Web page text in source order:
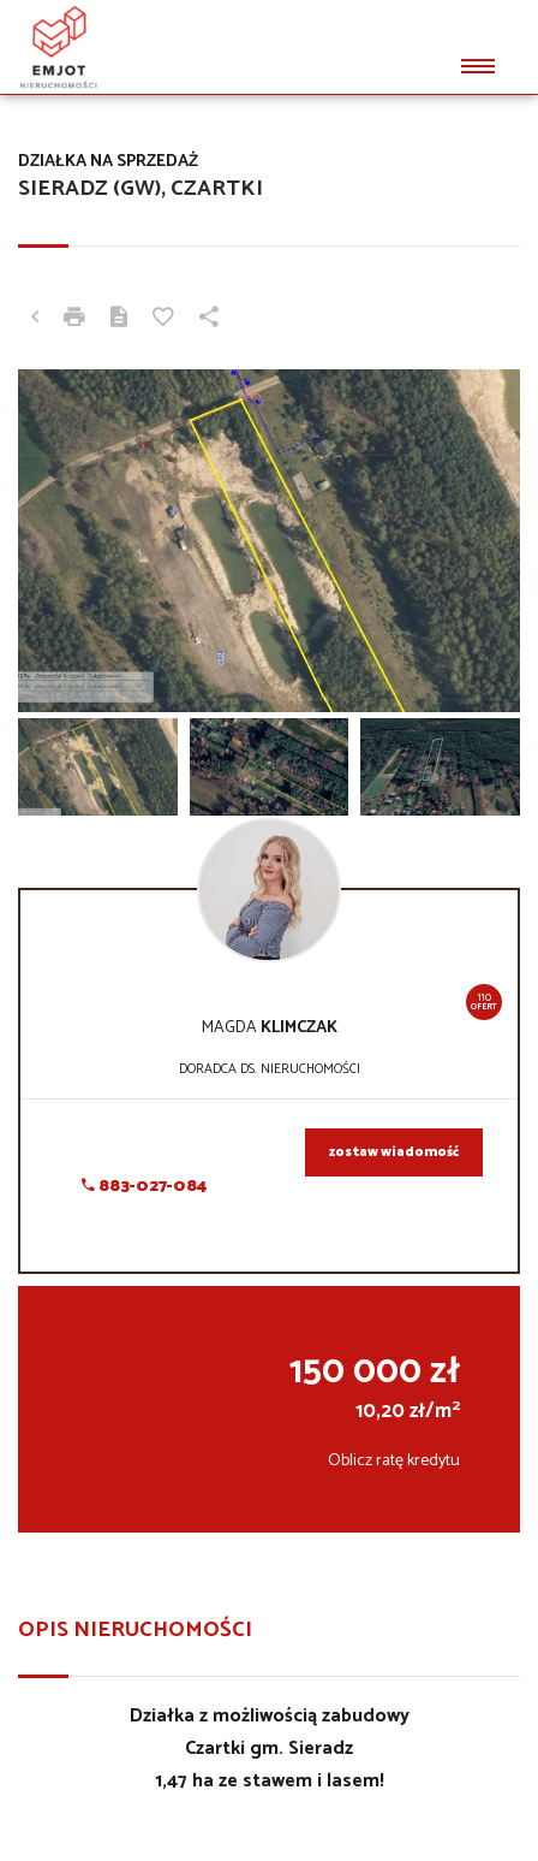
SIERADZ (GW), CZARTKI
DZIAŁKA NA SPRZEDAŻ
110
OFERT
MAGDAKLIMCZAK
DORADCA DS. NIERUCHOMOŚCI
883-027-084
zostaw wiadomość
150 000 zł
10,20 zł/m2
Oblicz ratę kredytu
OPIS NIERUCHOMOŚCI
Działka z możliwością zabudowy
Czartki gm. Sieradz
1,47 ha ze stawem i lasem!